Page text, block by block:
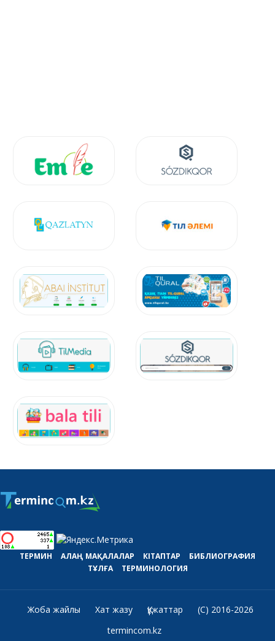
ТЕРМИН АЛАҢ МАҚАЛАЛАР КІТАПТАР
БИБЛИОГРАФИЯ
ТҰЛҒА
ТЕРМИНОЛОГИЯ
Жоба жайлы Хат жазу Құжаттар
(C) 2016-2026
termincom.kz